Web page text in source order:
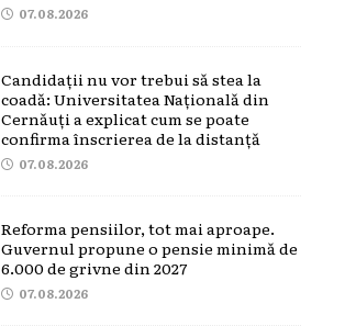
07.08.2026
Candidații nu vor trebui să stea la
coadă: Universitatea Națională din
Cernăuți a explicat cum se poate
confirma înscrierea de la distanță
07.08.2026
Reforma pensiilor, tot mai aproape.
Guvernul propune o pensie minimă de
6.000 de grivne din 2027
07.08.2026